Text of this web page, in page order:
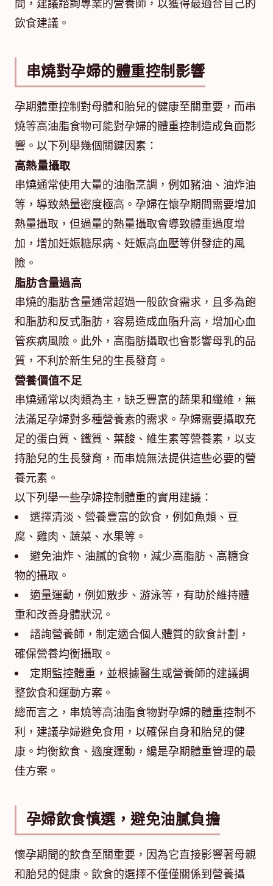
問，建議諮詢專業的營養師，以獲得最適合自己的
飲食建議。
串燒對孕婦的體重控制影響
孕期體重控制對母體和胎兒的健康至關重要，而串
燒等高油脂食物可能對孕婦的體重控制造成負面影
響。以下列舉幾個關鍵因素：
高熱量攝取
串燒通常使用大量的油脂烹調，例如豬油、油炸油
等，導致熱量密度極高。孕婦在懷孕期間需要增加
熱量攝取，但過量的熱量攝取會導致體重過度增
加，增加妊娠糖尿病、妊娠高血壓等併發症的風
險。
脂肪含量過高
串燒的脂肪含量通常超過一般飲食需求，且多為飽
和脂肪和反式脂肪，容易造成血脂升高，增加心血
管疾病風險。此外，高脂肪攝取也會影響母乳的品
質，不利於新生兒的生長發育。
營養價值不足
串燒通常以肉類為主，缺乏豐富的蔬果和纖維，無
法滿足孕婦對多種營養素的需求。孕婦需要攝取充
足的蛋白質、鐵質、葉酸、維生素等營養素，以支
持胎兒的生長發育，而串燒無法提供這些必要的營
養元素。
以下列舉一些孕婦控制體重的實用建議：
選擇清淡、營養豐富的飲食，例如魚類、豆
腐、雞肉、蔬菜、水果等。
避免油炸、油膩的食物，減少高脂肪、高糖食
物的攝取。
適量運動，例如散步、游泳等，有助於維持體
重和改善身體狀況。
諮詢營養師，制定適合個人體質的飲食計劃，
確保營養均衡攝取。
定期監控體重，並根據醫生或營養師的建議調
整飲食和運動方案。
總而言之，串燒等高油脂食物對孕婦的體重控制不
利，建議孕婦避免食用，以確保自身和胎兒的健
康。均衡飲食、適度運動，纔是孕期體重管理的最
佳方案。
孕婦飲食慎選，避免油膩負擔
懷孕期間的飲食至關重要，因為它直接影響著母親
和胎兒的健康。飲食的選擇不僅僅關係到營養攝